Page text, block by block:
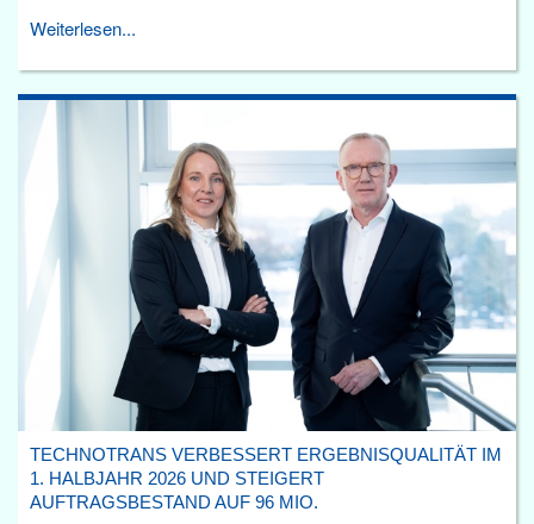
Weiterlesen...
TECHNOTRANS VERBESSERT ERGEBNISQUALITÄT IM
1. HALBJAHR 2026 UND STEIGERT
AUFTRAGSBESTAND AUF 96 MIO.